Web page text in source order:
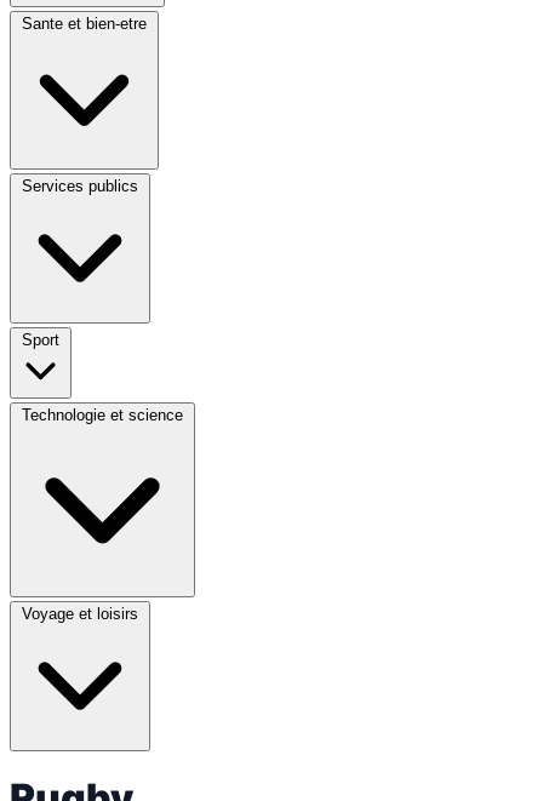
Sante et bien-etre
Services publics
Sport
Technologie et science
Voyage et loisirs